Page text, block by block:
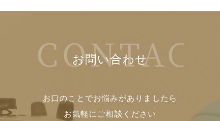
お問い合わせ
お口のことでお悩みがありましたら
お気軽にご相談ください